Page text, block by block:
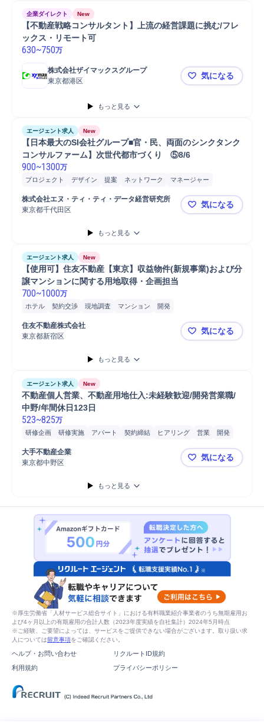
企業ダイレクト New
【不動産戦略コンサルタント】上流の経営課題に挑む/フレ
ックス・リモート可
630~750万
株式会社ザイマックスグループ
東京都港区
【不動産戦
気になる
もっと見る
エージェント求人 New
【日本最大のSI会社グループ■官・民、両面のシンクタンク
コンサルファーム】次世代都市づくり　⑤8/6
900~1300万
プロジェクト デザイン 提案 ネットワーク
マネージャー
コンセプト立案
マーケティング
コンサルティング業務
コンサルタント
株式会社エヌ・ティ・ティ・データ経営研究所
東京都千代田区
【日本最大
気になる
もっと見る
エージェント求人 New
【使用可】住友不動産【東京】収益物件(新規事業)および分
譲マンションに関する用地取得・企画担当
700~1000万
ホテル 契約交渉 現地調査 マンション
開発
コンサルティング業務
住友不動産株式会社
東京都新宿区
【使用可】
気になる
もっと見る
エージェント求人 New
不動産個人営業、不動産用地仕入:未経験歓迎/開発営業職/
中野/年間休日123日
523~825万
研修企画 研修実施 アパート 契約締結 ヒアリング 営業
開発
用地
商談 提案
自動車運転
大手不動産企業
東京都中野区
不動産個人
気になる
もっと見る
※厚生労働省「人材サービス総合サイト」における有料職業紹介事業者のうち無期雇用お
よび4ヶ月以上の有期雇用の合計人数（2023年度実績を自社集計）2024年5月時点
※ご経験、ご要望によっては、サービスをご提供できない場合がございます。取り扱い求
人については留意事項をご確認ください。
ヘルプ・お問い合わせ
リクルートID規約
利用規約
プライバシーポリシー